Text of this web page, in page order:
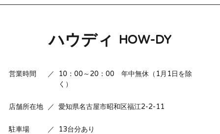
ハウディ HOW-DY
営業時間 ／
10：00～20：00 年中無休（1月1日を除
く）
店舗所在地 ／ 愛知県名古屋市昭和区福江2-2-11
駐車場 ／ 13台分あり